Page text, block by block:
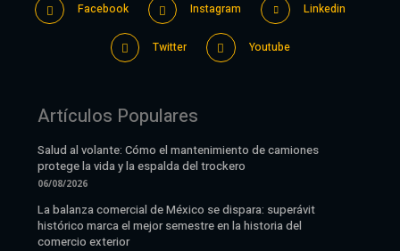
Facebook Instagram Linkedin
Twitter Youtube
Artículos Populares
Salud al volante: Cómo el mantenimiento de camiones
protege la vida y la espalda del trockero
06/08/2026
La balanza comercial de México se dispara: superávit
histórico marca el mejor semestre en la historia del
comercio exterior